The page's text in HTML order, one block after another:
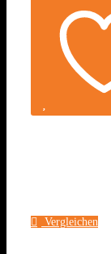
Vergleichen